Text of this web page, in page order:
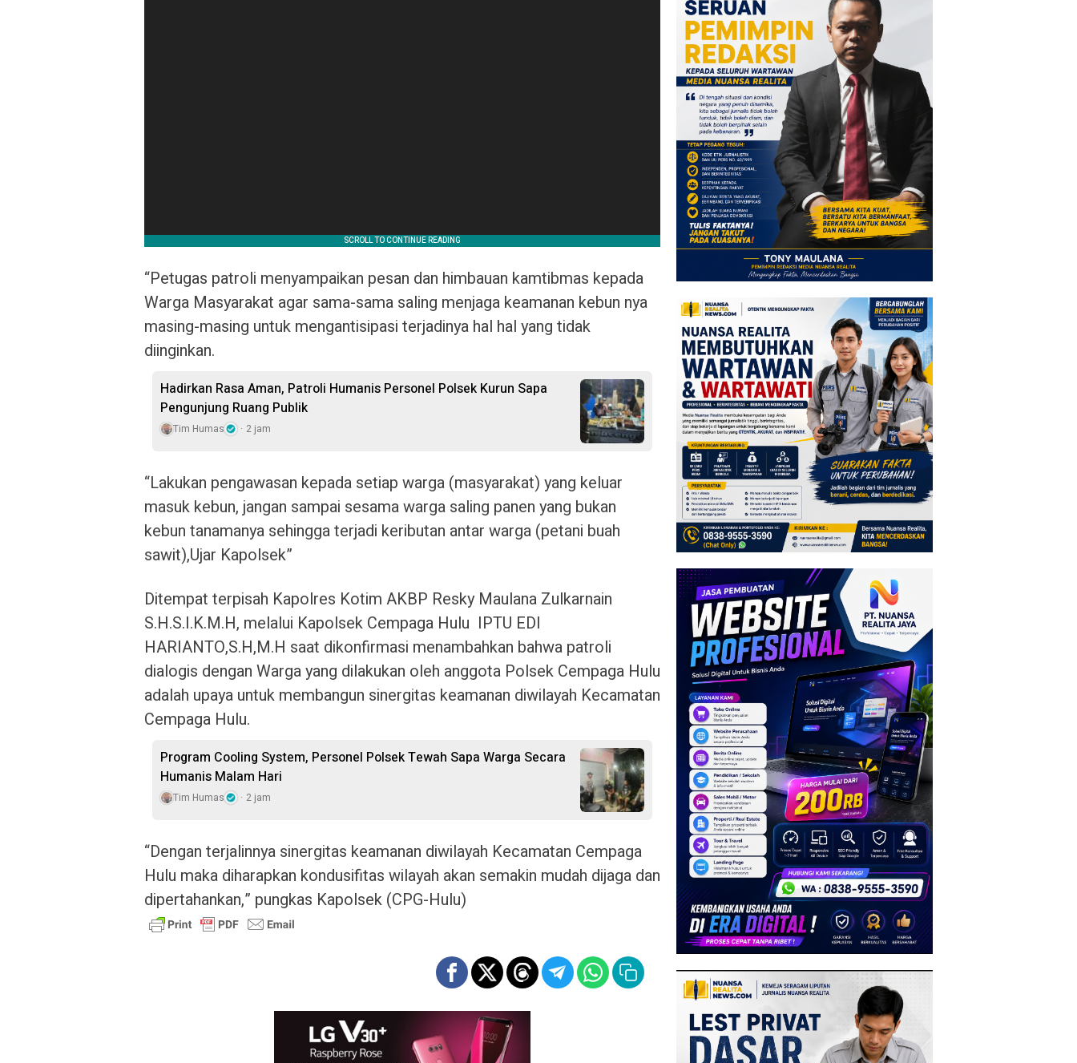
“Petugas patroli menyampaikan pesan dan himbauan kamtibmas kepada
Warga Masyarakat agar sama-sama saling menjaga keamanan kebun nya
masing-masing untuk mengantisipasi terjadinya hal hal yang tidak
diinginkan.
Hadirkan Rasa Aman, Patroli Humanis Personel Polsek Kurun Sapa
Pengunjung Ruang Publik
Tim Humas 2 jam
“Lakukan pengawasan kepada setiap warga (masyarakat) yang keluar
masuk kebun, jangan sampai sesama warga saling panen yang bukan
kebun tanamanya sehingga terjadi keributan antar warga (petani buah
sawit),Ujar Kapolsek”
Ditempat terpisah Kapolres Kotim AKBP Resky Maulana Zulkarnain
S.H.S.I.K.M.H, melalui Kapolsek Cempaga Hulu IPTU EDI
HARIANTO,S.H,M.H saat dikonfirmasi menambahkan bahwa patroli
dialogis dengan Warga yang dilakukan oleh anggota Polsek Cempaga Hulu
adalah upaya untuk membangun sinergitas keamanan diwilayah Kecamatan
Cempaga Hulu.
Program Cooling System, Personel Polsek Tewah Sapa Warga Secara
Humanis Malam Hari
Tim Humas 2 jam
“Dengan terjalinnya sinergitas keamanan diwilayah Kecamatan Cempaga
Hulu maka diharapkan kondusifitas wilayah akan semakin mudah dijaga dan
dipertahankan,” pungkas Kapolsek (CPG-Hulu)